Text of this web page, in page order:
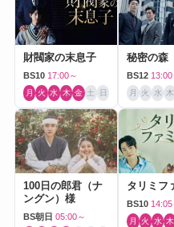
財閥家の末息子
BS10 17:00～
月 火 水 木 金 土 日
秘密の森
BS12 13:00
月 火 水 木
100日の郎君（ナ
ングン）様
BS朝日 05:00～
タリミフ
BS10 14:05
月 火 水 木